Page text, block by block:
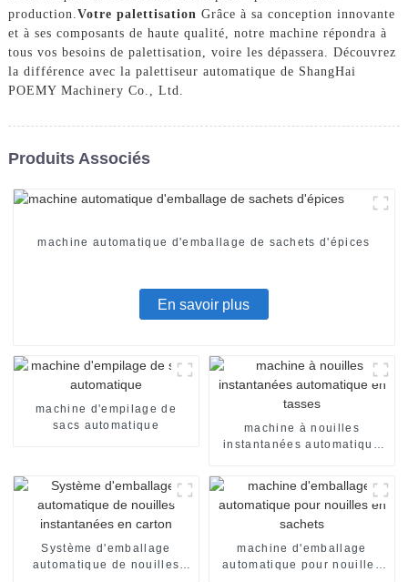
production. Votre palettisation Grâce à sa conception innovante
et à ses composants de haute qualité, notre machine répondra à
tous vos besoins de palettisation, voire les dépassera. Découvrez
la différence avec la palettiseur automatique de ShangHai
POEMY Machinery Co., Ltd.
Produits Associés
machine automatique d'emballage de sachets d'épices
En savoir plus
machine d'empilage de
sacs automatique
machine à nouilles
instantanées automatique
Système d'emballage
automatique de nouilles
machine d'emballage
automatique pour nouilles